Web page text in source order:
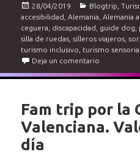
Publicado
el
28/04/2019 Categorías
Blogtrip ,
accesibilidad ,Alemania ,Alemania
ceguera
discapacidad guide dog
silla de ruedas ,silleros viajeros ,
turismo inclusivo
turismo sensorial
Deja un comentario
Fam trip por la
Valenciana.
día